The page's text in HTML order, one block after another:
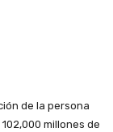
de la persona
millones de